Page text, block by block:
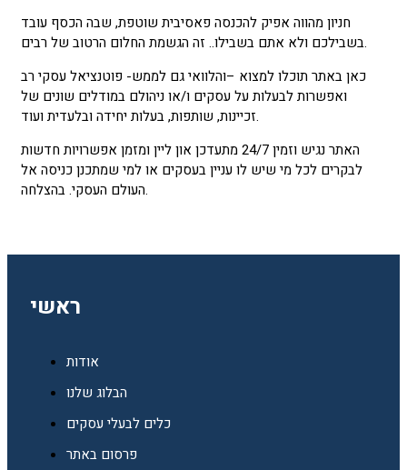
חניון מהווה אפיק להכנסה פאסיבית שוטפת, שבה הכסף עובד
בשבילכם ולא אתם בשבילו.. זה הגשמת החלום הרטוב של רבים.
כאן באתר תוכלו למצוא –והלוואי גם לממש- פוטנציאל עסקי רב
ואפשרות לבעלות על עסקים ו/או ניהולם במודלים שונים של
זכיינות, שותפות, בעלות יחידה ובלעדית ועוד.
האתר נגיש וזמין 24/7 מתעדכן און ליין ומזמן אפשרויות חדשות
לבקרים לכל מי שיש לו עניין בעסקים או למי שמתכנן כניסה אל
העולם העסקי. בהצלחה.
ראשי
אודות
הבלוג שלנו
כלים לבעלי עסקים
פרסום באתר